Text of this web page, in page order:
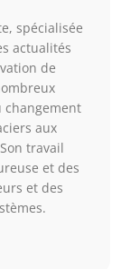
spécialisée
actualités
de
changement
aux
travail
et des
et des